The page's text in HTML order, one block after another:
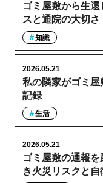
ゴミ屋敷から生
スと通院の大切さ
知識
私の隣家がゴミ
記録
2026.05.21
生活
ゴミ屋敷の通報
き火災リスクと自
2026.05.21